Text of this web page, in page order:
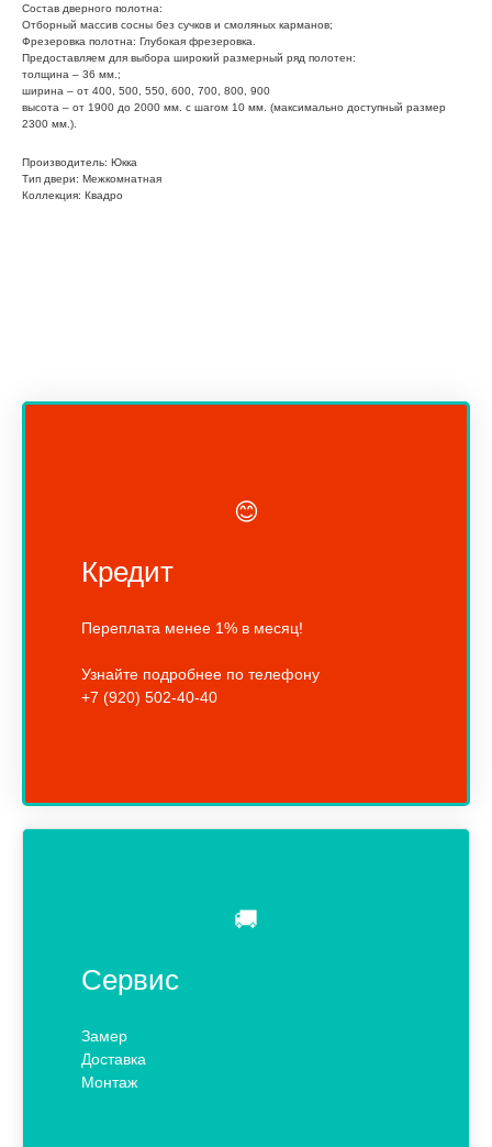
Состав дверного полотна:
Отборный массив сосны без сучков и смоляных карманов;
Фрезеровка полотна: Глубокая фрезеровка.
Предоставляем для выбора широкий размерный ряд полотен:
толщина – 36 мм.;
ширина – от 400, 500, 550, 600, 700, 800, 900
высота – от 1900 до 2000 мм. с шагом 10 мм. (максимально доступный размер
2300 мм.).
Производитель: Юкка
Тип двери: Межкомнатная
Коллекция: Квадро
😊
Кредит
Переплата менее 1% в месяц!
Узнайте подробнее по телефону
+7 (920) 502-40-40
🚚
Сервис
Замер
Доставка
Монтаж